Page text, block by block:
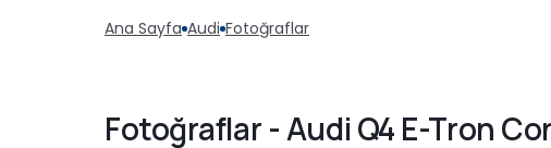
Ana Sayfa Audi Fotoğraflar
Fotoğraflar - Audi Q4 E-Tron